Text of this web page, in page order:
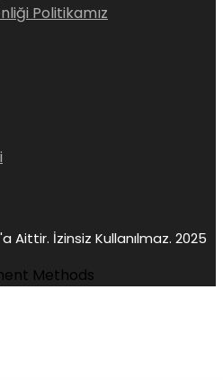
Politikamız
Aittir. İzinsiz Kullanılmaz. 2025